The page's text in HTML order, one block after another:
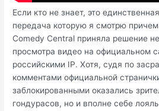
Если кто не знает, это
передача которую я смотрю
Comedy Central приняла решение
просмотра видео на официальном
российскими IP. Хотя, судя по
комментами официальной
заблокированными оказались
гондурасов, но и вполне себе